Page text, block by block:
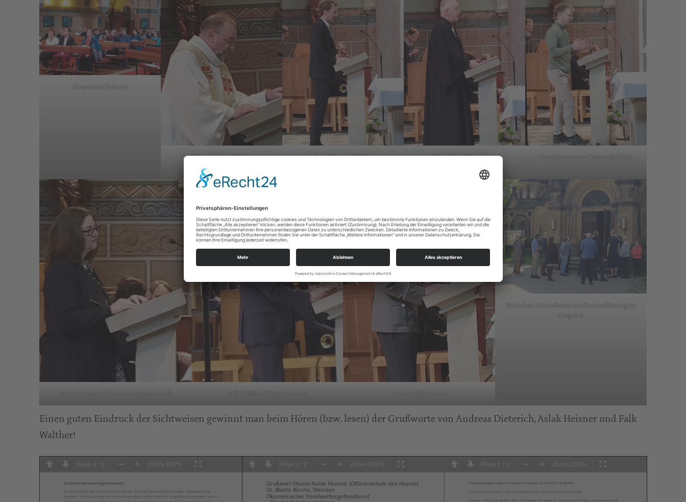
Gespannte Zuhörer
Pfarrer Ludger Kauder
Andreas Dieterich (Stiftung
Militärdekan Klaus Kaiser Orgelbaumeister Christoph Rühle
Manuela Lohse (Bäckerinnungsverband) Falk Walther (HWK Dresden) Oberst Aslak Heisner
Nach dem Gottesdienst zur Kirchenführung Im
Gespräch
Einen guten Eindruck der Sichtweisen gewinnt man beim Hören (bzw. lesen) der Grußworte von Andreas Dieterich, Aslak Heisner und Falk
Walther!
Page Zoom 100%
Grußwort Handwerkergottesdienst
Auch ich Grüße Sie herzlich im Namen der Stiftung Frauenkirche Dresden. Handwerk und
Frieden – bei kaum einer Kirche kommen diese beiden Sphären so greifbar zusammen, wie in
Page 2 Zoom 100%
Grußwort Oberst Aslak Heisner (Offizierschule des Heeres)
St. Martin Kirche, Dresden
Ökumenischer Handwerkergottesdienst
Page Zoom 100%
Handwerkergottesdienst in Dresden Sonntag, 10.05.2026, 10:00 Uhr
Grußwort Falk Walther, Vorstandsmitglied der Handwerkskammer Dresden
Frieden – das ist ein großes Wort. Oft denken wir dabei an das Ende von Kriegen, an internationale